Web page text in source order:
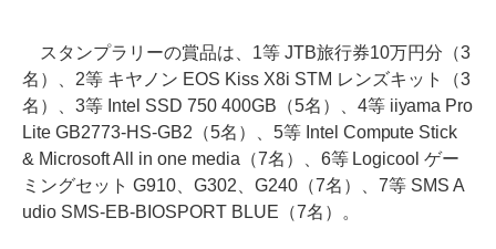
スタンプラリーの賞品は、1等 JTB旅行券10万円分（3
名）、2等 キヤノン EOS Kiss X8i STM レンズキット（3
名）、3等 Intel SSD 750 400GB（5名）、4等 iiyama Pro
Lite GB2773-HS-GB2（5名）、5等 Intel Compute Stick
& Microsoft All in one media（7名）、6等 Logicool ゲー
ミングセット G910、G302、G240（7名）、7等 SMS A
udio SMS-EB-BIOSPORT BLUE（7名）。